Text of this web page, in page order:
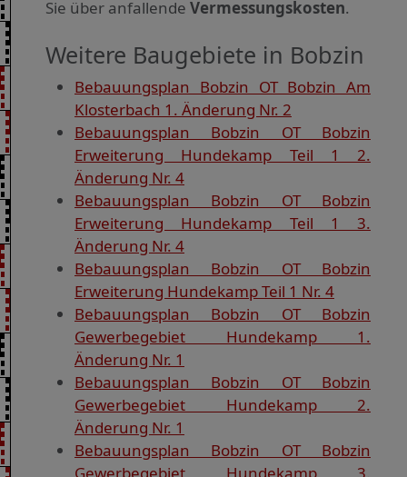
Sie über anfallende Vermessungskosten.
Weitere Baugebiete in Bobzin
Bebauungsplan Bobzin OT Bobzin Am
Klosterbach 1. Änderung Nr. 2
Bebauungsplan Bobzin OT Bobzin
Erweiterung Hundekamp Teil 1 2.
Änderung Nr. 4
Bebauungsplan Bobzin OT Bobzin
Erweiterung Hundekamp Teil 1 3.
Änderung Nr. 4
Bebauungsplan Bobzin OT Bobzin
Erweiterung Hundekamp Teil 1 Nr. 4
Bebauungsplan Bobzin OT Bobzin
Gewerbegebiet Hundekamp 1.
Änderung Nr. 1
Bebauungsplan Bobzin OT Bobzin
Gewerbegebiet Hundekamp 2.
Änderung Nr. 1
Bebauungsplan Bobzin OT Bobzin